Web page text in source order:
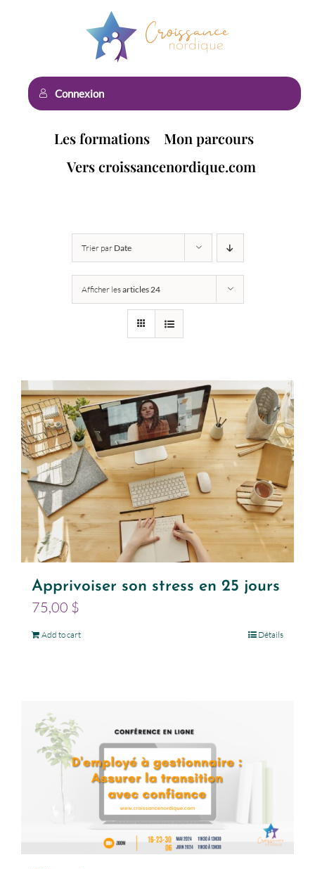
Les formations
Mon parcours
Vers croissancenordique.com
Connexion
Trier par Date
Afficher lesarticles 24
Apprivoiser son stress en 25 jours
75,00 $
Add to cart Détails